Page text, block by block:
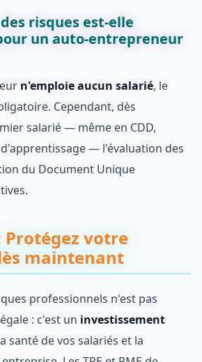
risques est-elle
un auto-entrepreneur
n'emploie aucun salarié, le
Cependant, dès
salarié — même en CDD,
— l'évaluation des
du Document Unique
Protégez votre
maintenant
professionnels n'est pas
: c'est un investissement
santé de vos salariés et la